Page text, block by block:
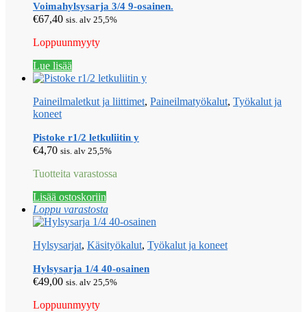
Voimahylsysarja 3/4 9-osainen.
€67,40 sis. alv 25,5%
Loppuunmyyty
Lue lisää
Paineilmaletkut ja liittimet, Paineilmatyökalut, Työkalut ja
koneet
Pistoke r1/2 letkuliitin y
€4,70 sis. alv 25,5%
Tuotteita varastossa
Lisää ostoskoriin
Loppu varastosta
Hylsysarjat, Käsityökalut, Työkalut ja koneet
Hylsysarja 1/4 40-osainen
€49,00 sis. alv 25,5%
Loppuunmyyty